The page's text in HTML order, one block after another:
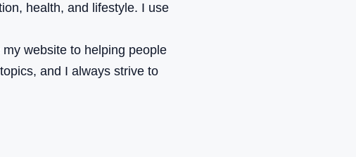
health, and lifestyle. I use
website to helping people
and I always strive to